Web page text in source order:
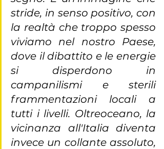
stride, in senso positivo, con
la realtà che troppo spesso
viviamo nel nostro Paese,
dove il dibattito e le energie
si disperdono in
campanilismi e sterili
frammentazioni locali a
tutti i livelli. Oltreoceano, la
vicinanza all'Italia diventa
invece un collante assoluto,